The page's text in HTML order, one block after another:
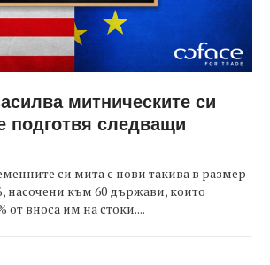
митническите си
подготвя следващи
си мита с нови такива в размер
насочени към 60 държави, които
от вноса им на стоки....